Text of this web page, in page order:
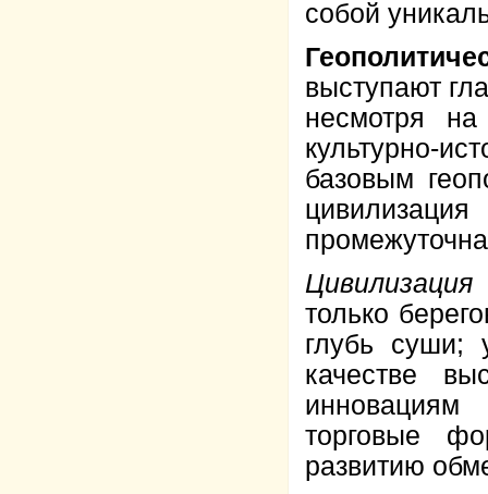
собой
выступают
несмотря
культурно-
базовым
только
глубь суши;
качестве
инновациям
торговые
развитию